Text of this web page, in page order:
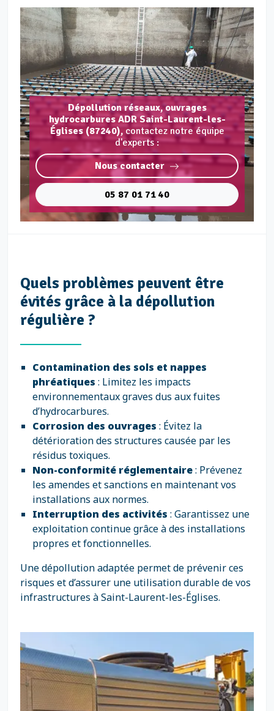
Dépollution réseaux, ouvrages
hydrocarbures ADR Saint-Laurent-les-
Églises (87240), contactez notre équipe
d'experts :
Nous contacter
05 87 01 71 40
Quels problèmes peuvent être
évités grâce à la dépollution
régulière ?
Contamination des sols et nappes
phréatiques : Limitez les impacts
environnementaux graves dus aux fuites
d’hydrocarbures.
Corrosion des ouvrages : Évitez la
détérioration des structures causée par les
résidus toxiques.
Non-conformité réglementaire: Prévenez
les amendes et sanctions en maintenant vos
installations aux normes.
Interruption des activités : Garantissez une
exploitation continue grâce à des installations
propres et fonctionnelles.
Une dépollution adaptée permet de prévenir ces
risques et d’assurer une utilisation durable de vos
infrastructures à Saint-Laurent-les-Églises.